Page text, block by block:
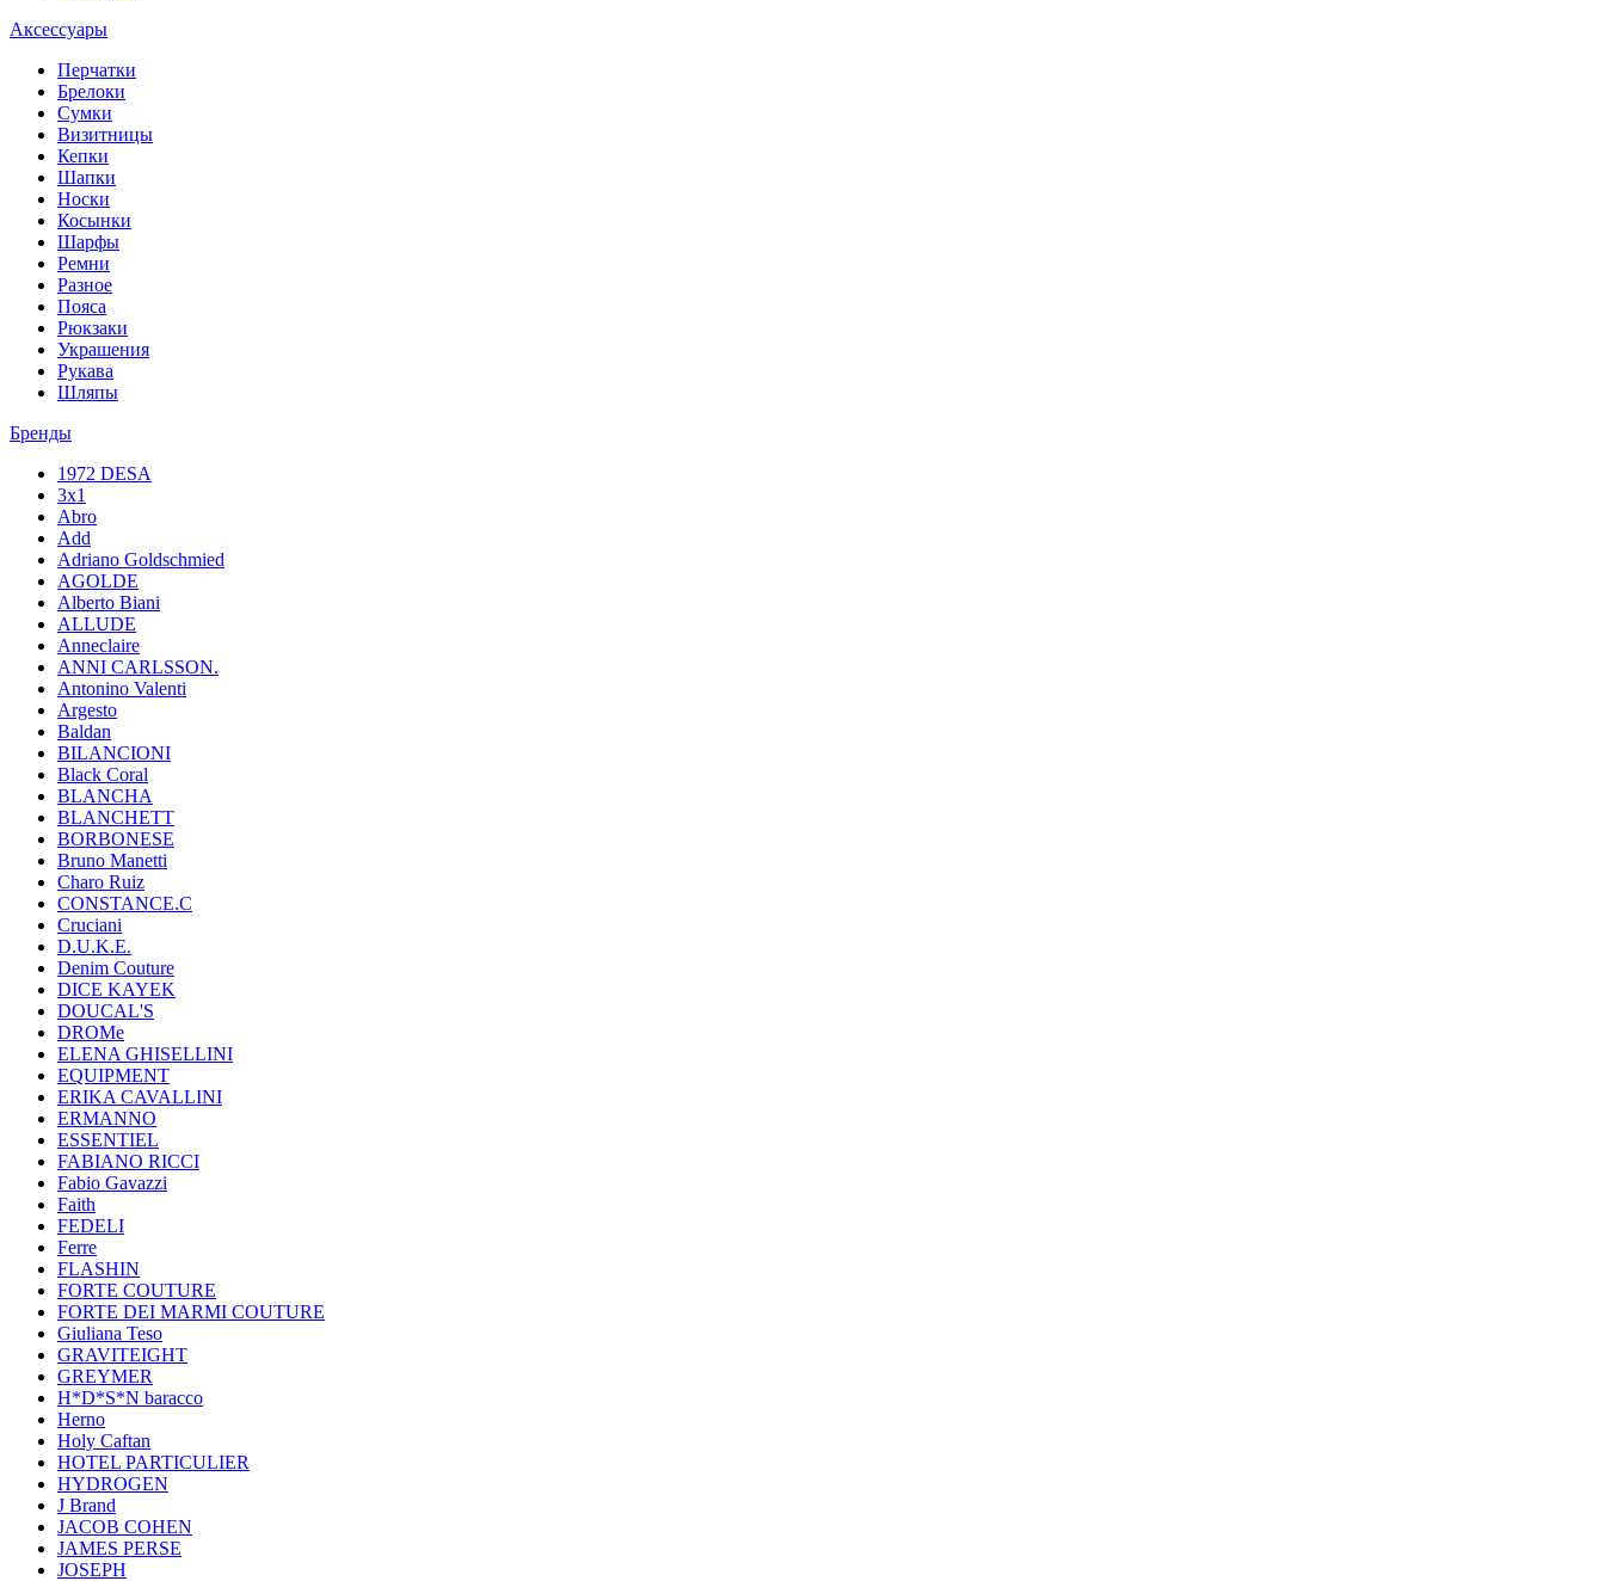
Аксессуары
Перчатки
Брелоки
Сумки
Визитницы
Кепки
Шапки
Носки
Косынки
Шарфы
Ремни
Разное
Пояса
Рюкзаки
Украшения
Рукава
Шляпы
Бренды
1972 DESA
3x1
Abro
Add
Adriano Goldschmied
AGOLDE
Alberto Biani
ALLUDE
Anneclaire
ANNI CARLSSON.
Antonino Valenti
Argesto
Baldan
BILANCIONI
Black Coral
BLANCHA
BLANCHETT
BORBONESE
Bruno Manetti
Charo Ruiz
CONSTANCE.C
Cruciani
D.U.K.E.
Denim Couture
DICE KAYEK
DOUCAL'S
DROMe
ELENA GHISELLINI
EQUIPMENT
ERIKA CAVALLINI
ERMANNO
ESSENTIEL
FABIANO RICCI
Fabio Gavazzi
Faith
FEDELI
Ferre
FLASHIN
FORTE COUTURE
FORTE DEI MARMI COUTURE
Giuliana Teso
GRAVITEIGHT
GREYMER
H*D*S*N baracco
Herno
Holy Caftan
HOTEL PARTICULIER
HYDROGEN
J Brand
JACOB COHEN
JAMES PERSE
JOSEPH